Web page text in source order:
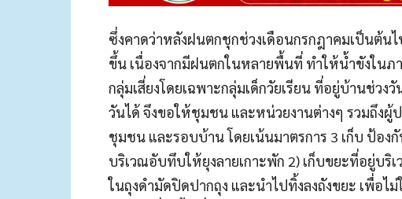
ซึ่งคาดว่าหลังฝนตกชุกช่วงเดือนกรกฎาคมเป็นต้น
ขึ้น เนื่องจากมีฝนตกในหลายพื้นที่ ทำให้น้ำขังในภ
กลุ่มเสี่ยงโดยเฉพาะกลุ่มเด็กวัยเรียน ที่อยู่บ้านช่วง
วันได้ จึงขอให้ชุมชน และหน่วยงานต่างๆ รวมถึง
ชุมชน และรอบบ้าน โดยเน้นมาตรการ 3 เก็บ ป้อง
บริเวณอับทึบให้ยุงลายเกาะพัก 2) เก็บขยะที่อยู่บริ
ในถุงดำมัดปิดปากถุง และนำไปทิ้งลงถังขยะ เพื่อไ